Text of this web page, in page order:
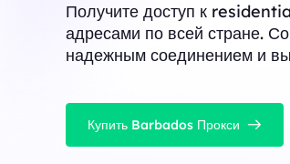
Получите доступ к
адресами по всей стране.
надежным соединением и
Купить Barbados Прокси